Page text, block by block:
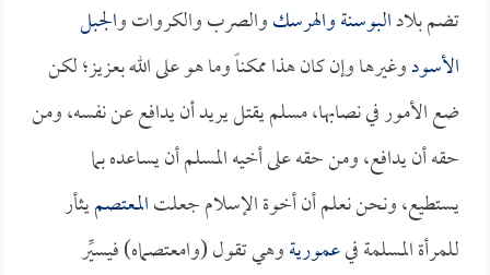
تضم بلادالبوسنة والهرسكوالصرب والكروات والجبل
الأسودوغيرها وإن كان هذا ممكناً وما هو على الله بعزيز؛ لكن
ضع الأمور في نصابها، مسلم يقتل يريد أن يدافع عن نفسه، ومن
حقه أن يدافع، ومن حقه على أخيه المسلم أن يساعده بما
يستطيع، ونحن نعلم أن أخوة الإسلام جعلتالمعتصميثأر
للمرأة المسلمة فيعموريةوهي تقول (وامعتصماه) فيسيِّر